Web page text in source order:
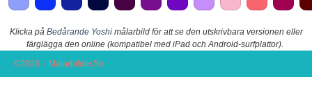
Klicka på Bedårande Yoshimålarbild för att se den utskrivbara versionen eller
färglägga den online (kompatibel med iPad och Android-surfplattor).
©2026 – Malarbilder.Se